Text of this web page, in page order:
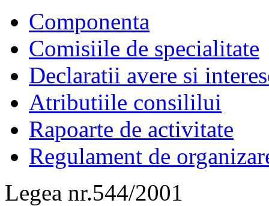
Componenta
Comisiile de specialitate
Declaratii avere si
Atributiile consililui
Rapoarte de activitate
Regulament de
Legea nr.544/2001